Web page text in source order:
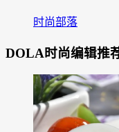
时尚部落
DOLA时尚编辑推